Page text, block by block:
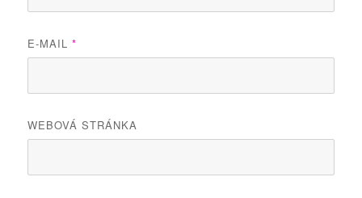
E-MAIL*
WEBOVÁ STRÁNKA